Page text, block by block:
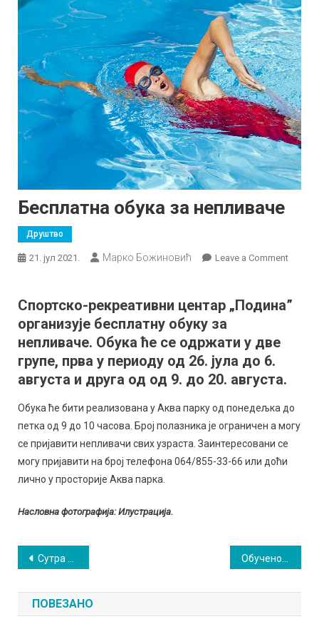
Бесплатна обука за непливаче
Друштво
21. јул 2021. Марко Божиновић Leave a Commenton
за
Спортско-рекреативни центар „Подина”
организује бесплатну обуку за
непливаче. Обука ће се одржати у две
групе, прва у периоду од 26. јула до 6.
августа и друга од од 9. до 20. августа.
Обука ће бити реализована у Аква парку од понедељка до
петка од 9 до 10 часова. Број полазника је ограничен а могу
се пријавити непливачи свих узраста. Заинтересовани се
могу пријавити на број телефона 064/855-33-66 или доћи
лично у просторије Аква парка.
Насловна фотографија: Илустрација.
Кретање
чланка
Сутра радови на водоводној мрежи
ПОВЕЗАНО